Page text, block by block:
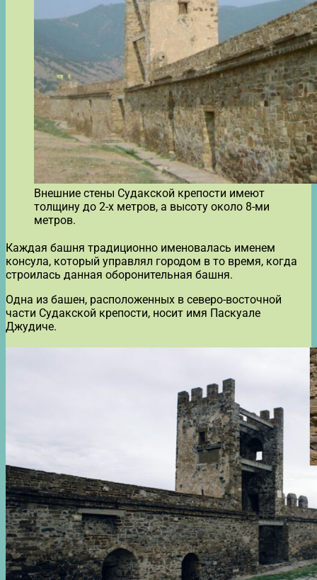
Внешние стены Судакской крепости имеют
толщину до 2-х метров, а высоту около 8-ми
метров.
Каждая башня традиционно именовалась именем
консула, который управлял городом в то время, когда
строилась данная оборонительная башня.
Одна из башен, расположенных в северо-восточной
части Судакской крепости, носит имя Паскуале
Джудиче.